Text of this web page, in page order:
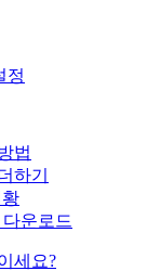
정
법
하기
운로드
세요?